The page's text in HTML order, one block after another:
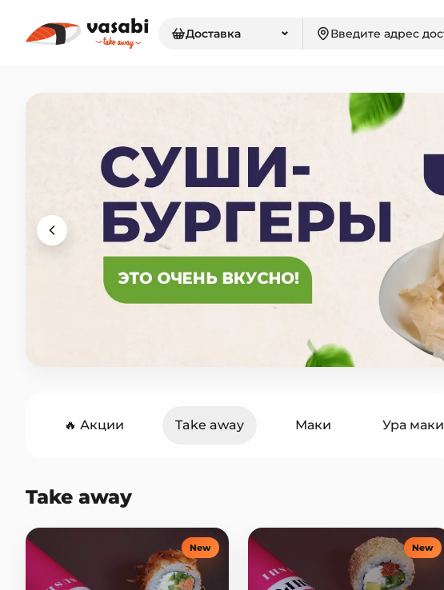
Доставка ⌄
🔥 Акции Take away Маки Ура маки
Горячие блюда
Take away
New New